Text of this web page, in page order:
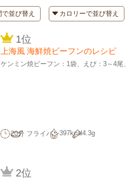
1位
上海風 海鮮焼ビーフンのレシピ
ケンミン焼ビーフン：1袋 えび：3～4尾
20分 フライパン397kcal4.3g
2位